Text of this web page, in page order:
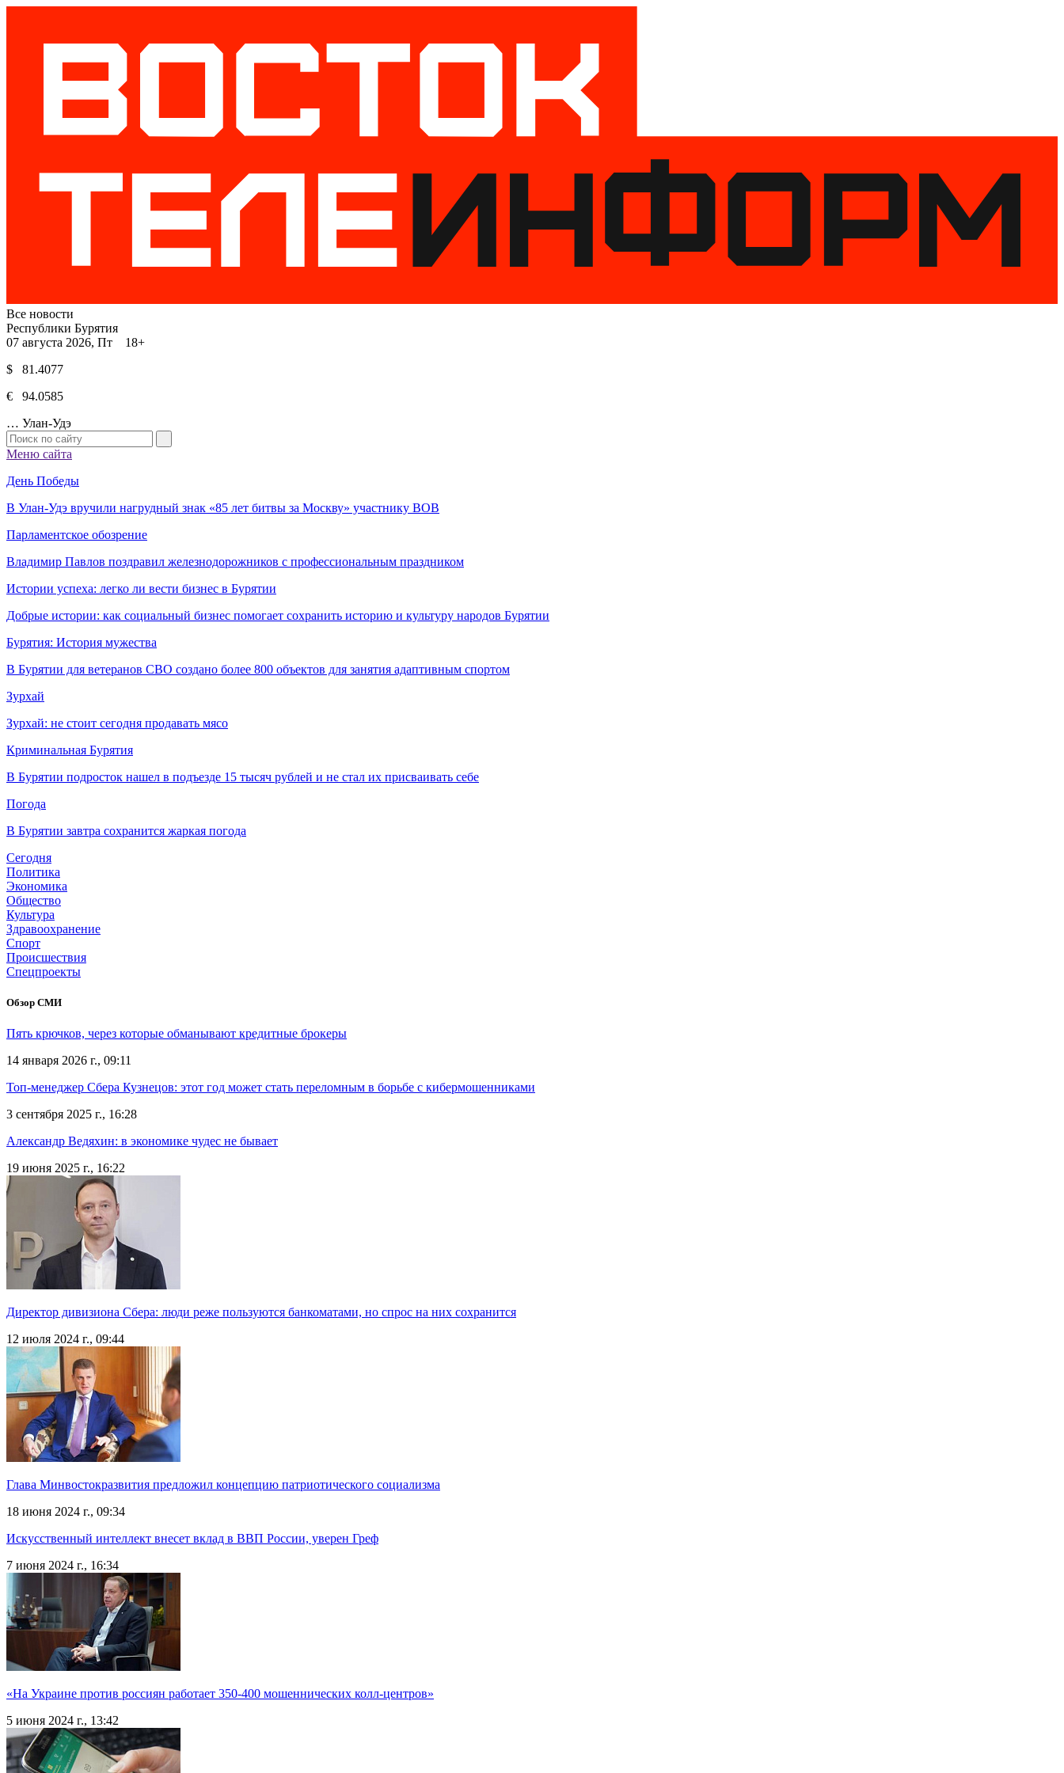
Все новости
Республики Бурятия
07 августа 2026, Пт 18+
$ 81.4077
€ 94.0585
… Улан-Удэ
Меню сайта
День Победы
В Улан-Удэ вручили нагрудный знак «85 лет битвы за Москву» участнику ВОВ
Парламентское обозрение
Владимир Павлов поздравил железнодорожников с профессиональным праздником
Истории успеха: легко ли вести бизнес в Бурятии
Добрые истории: как социальный бизнес помогает сохранить историю и культуру народов Бурятии
Бурятия: История мужества
В Бурятии для ветеранов СВО создано более 800 объектов для занятия адаптивным спортом
Зурхай
Зурхай: не стоит сегодня продавать мясо
Криминальная Бурятия
В Бурятии подросток нашел в подъезде 15 тысяч рублей и не стал их присваивать себе
Погода
В Бурятии завтра сохранится жаркая погода
Сегодня
Политика
Экономика
Общество
Культура
Здравоохранение
Спорт
Происшествия
Спецпроекты
Обзор СМИ
Пять крючков, через которые обманывают кредитные брокеры
14 января 2026 г., 09:11
Топ-менеджер Сбера Кузнецов: этот год может стать переломным в борьбе с кибермошенниками
3 сентября 2025 г., 16:28
Александр Ведяхин: в экономике чудес не бывает
19 июня 2025 г., 16:22
Директор дивизиона Сбера: люди реже пользуются банкоматами, но спрос на них сохранится
12 июля 2024 г., 09:44
Глава Минвостокразвития предложил концепцию патриотического социализма
18 июня 2024 г., 09:34
Искусственный интеллект внесет вклад в ВВП России, уверен Греф
7 июня 2024 г., 16:34
«На Украине против россиян работает 350-400 мошеннических колл-центров»
5 июня 2024 г., 13:42